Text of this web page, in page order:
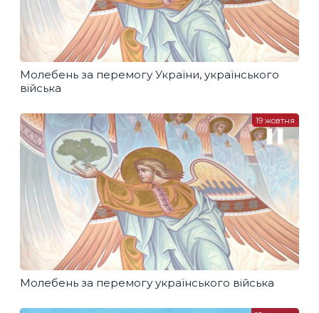
Молебень за перемогу України, українського
війська
Молебень за перемогу українського війська
19 жовтня